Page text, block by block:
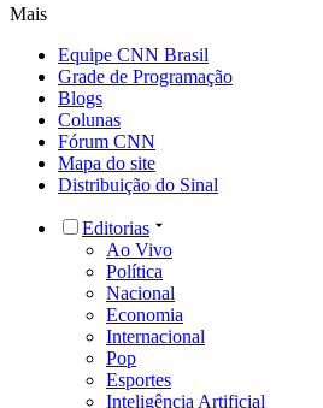
Mais
Equipe CNN Brasil
Grade de Programação
Blogs
Colunas
Fórum CNN
Mapa do site
Distribuição do Sinal
Editorias
Ao Vivo
Política
Nacional
Economia
Internacional
Pop
Esportes
Inteligência Artificial